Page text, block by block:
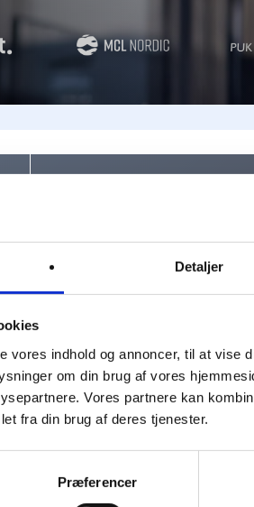
Detaljer
vores indhold og annoncer, til at vise
om din brug af vores
Vores partnere kan
fra din brug af deres tjenester.
Præferencer
Din tilfredshed i
Du får altid teksterne til
ændring til, så gør vi det.